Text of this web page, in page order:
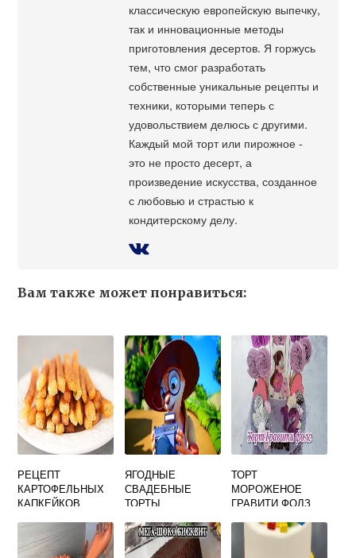
классическую европейскую выпечку,
так и инновационные методы
приготовления десертов. Я горжусь
тем, что смог разработать
собственные уникальные рецепты и
техники, которыми теперь с
удовольствием делюсь с другими.
Каждый мой торт или пирожное -
это не просто десерт, а
произведение искусства, созданное
с любовью и страстью к
кондитерскому делу.
Вам также может понравиться:
РЕЦЕПТ
КАРТОФЕЛЬНЫХ
КАПКЕЙКОВ
ЯГОДНЫЕ
СВАДЕБНЫЕ
ТОРТЫ
ТОРТ
МОРОЖЕНОЕ
ГРАВИТИ ФОЛЗ